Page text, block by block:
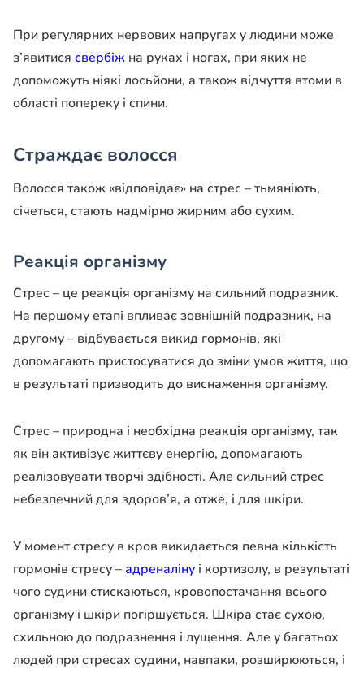
При регулярних нервових напругах у людини може
з’явитися свербіж на руках і ногах, при яких не
допоможуть ніякі лосьйони, а також відчуття втоми в
області попереку і спини.
Страждає волосся
Волосся також «відповідає» на стрес – тьмяніють,
січеться, стають надмірно жирним або сухим.
Реакція організму
Стрес – це реакція організму на сильний подразник.
На першому етапі впливає зовнішній подразник, на
другому – відбувається викид гормонів, які
допомагають пристосуватися до зміни умов життя, що
в результаті призводить до виснаження організму.
Стрес – природна і необхідна реакція організму, так
як він активізує життєву енергію, допомагають
реалізовувати творчі здібності. Але сильний стрес
небезпечний для здоров’я, а отже, і для шкіри.
У момент стресу в кров викидається певна кількість
гормонів стресу – адреналіну і кортизолу, в результаті
чого судини стискаються, кровопостачання всього
організму і шкіри погіршується. Шкіра стає сухою,
схильною до подразнення і лущення. Але у багатьох
людей при стресах судини, навпаки, розширюються, і